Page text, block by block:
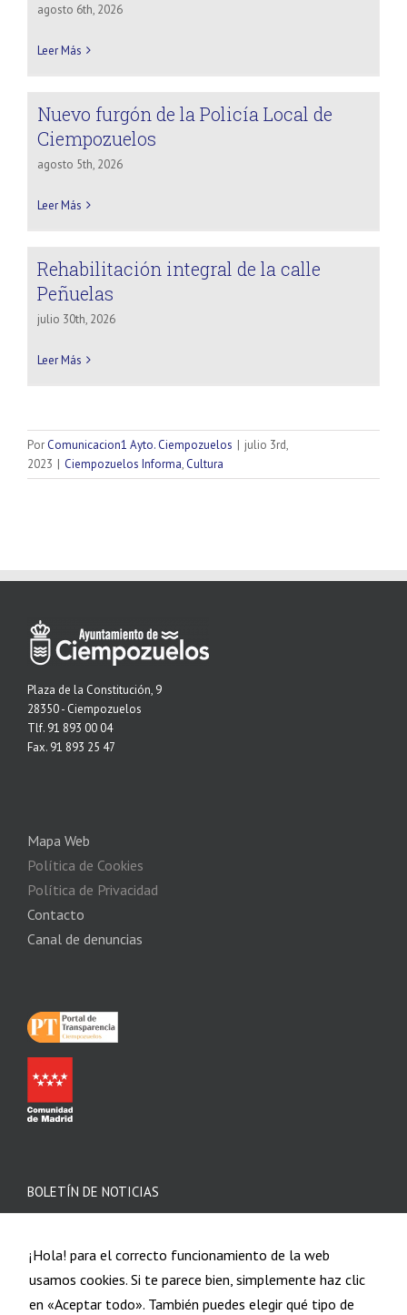
agosto 6th, 2026
Leer Más
Nuevo furgón de la Policía Local de
Ciempozuelos
agosto 5th, 2026
Leer Más
Rehabilitación integral de la calle
Peñuelas
julio 30th, 2026
Leer Más
Por Comunicacion1 Ayto. Ciempozuelos | julio 3rd,
2023 | Ciempozuelos Informa, Cultura
Plaza de la Constitución, 9
28350 - Ciempozuelos
Tlf. 91 893 00 04
Fax. 91 893 25 47
Mapa Web
Política de Cookies
Política de Privacidad
Contacto
Canal de denuncias
BOLETÍN DE NOTICIAS
¡Hola! para el correcto funcionamiento de la web
usamos cookies. Si te parece bien, simplemente haz clic
en «Aceptar todo». También puedes elegir qué tipo de